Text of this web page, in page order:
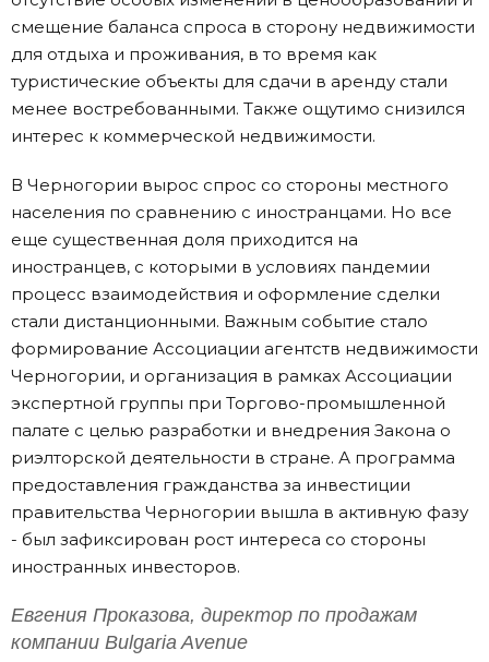
смещение баланса спроса в сторону недвижимости
для отдыха и проживания, в то время как
туристические объекты для сдачи в аренду стали
менее востребованными. Также ощутимо снизился
интерес к коммерческой недвижимости.
В Черногории вырос спрос со стороны местного
населения по сравнению с иностранцами. Но все
еще существенная доля приходится на
иностранцев, с которыми в условиях пандемии
процесс взаимодействия и оформление сделки
стали дистанционными. Важным событие стало
формирование Ассоциации агентств недвижимости
Черногории, и организация в рамках Ассоциации
экспертной группы при Торгово-промышленной
палате с целью разработки и внедрения Закона о
риэлторской деятельности в стране. А программа
предоставления гражданства за инвестиции
правительства Черногории вышла в активную фазу
- был зафиксирован рост интереса со стороны
иностранных инвесторов.
Евгения Проказова, директор по продажам
компании Bulgaria Avenue